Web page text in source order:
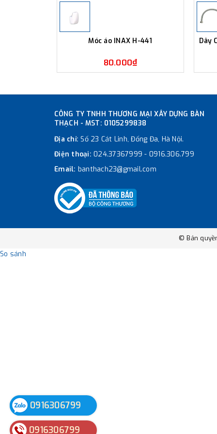
Móc áo INAX H-441
80.000₫
Dây
CÔNG TY TNHH THƯƠNG MẠI XÂY DỰNG BÀN
THẠCH - MST: 0105299838
Địa chỉ:Số 23 Cát Linh, Đống Đa, Hà Nội.
Điện thoại: 024.37367999 - 0916.306.799
Email: banthach23@gmail.com
© Bản
0916306799
0916306799
So sánh